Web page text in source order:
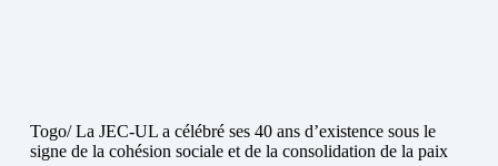
Togo/ La JEC-UL a célébré ses 40 ans d’existence sous le
signe de la cohésion sociale et de la consolidation de la paix